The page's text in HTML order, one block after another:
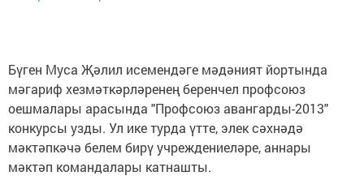
Бүген Муса Җәлил исемендәге мәдәният йортында
мәгариф хезмәткәрләренең беренчел профсоюз
оешмалары арасында "Профсоюз авангарды-2013"
конкурсы узды. Ул ике турда үтте, элек сәхнәдә
мәктәпкәчә белем бирү учреждениеләре, аннары
мәктәп командалары катнашты.